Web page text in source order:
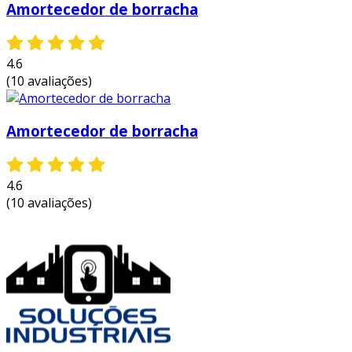
os amortecedores em borracha são utilizados
em diversas indústrias, adaptando-se a várias
necessidades. algumas aplicações comuns
incluem:
indústria automotiva
suspensões de veículos, melhorando o
conforto e a manobrabilidade.
máquinas pesadas
protegendo-os de impactos.
para mitigar os efeitos sísmicos.
eletroeletrônicos: ajudam a proteger
componentes sensíveis de choques e
vibrações.
manutenção e durabilidade
Amortecedor de borracha
4.6
(10 avaliações)
Amortecedor de borracha
4.6
(10 avaliações)